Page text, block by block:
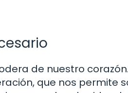
de nuestro
que nos permite